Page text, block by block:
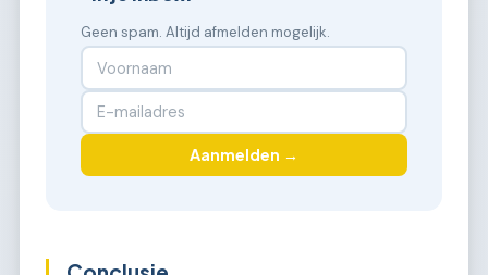
Geen spam. Altijd afmelden mogelijk.
Aanmelden →